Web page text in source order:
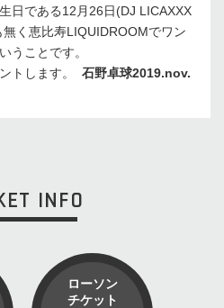
日である12月26日(DJ LICAXXX
く恵比寿LIQUIDROOMでワン
うことです。
トします。 石野卓球2019.nov.
INFO
ローソン
チケット